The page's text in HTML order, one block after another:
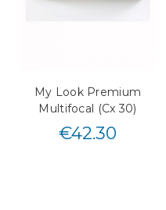
My Look Premium
Multifocal (Cx 30)
€42.30